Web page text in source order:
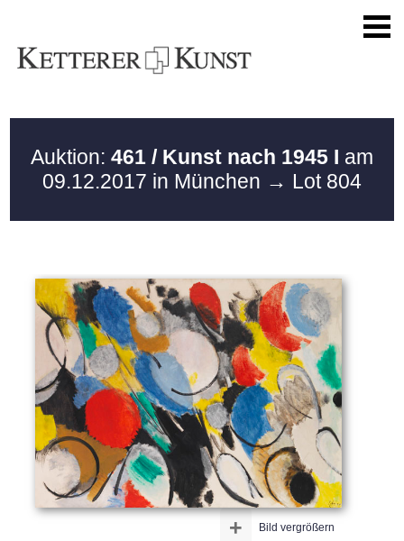
Auktion: 461 / Kunst nach 1945 I am
09.12.2017 in München → Lot 804
Bild vergrößern
+